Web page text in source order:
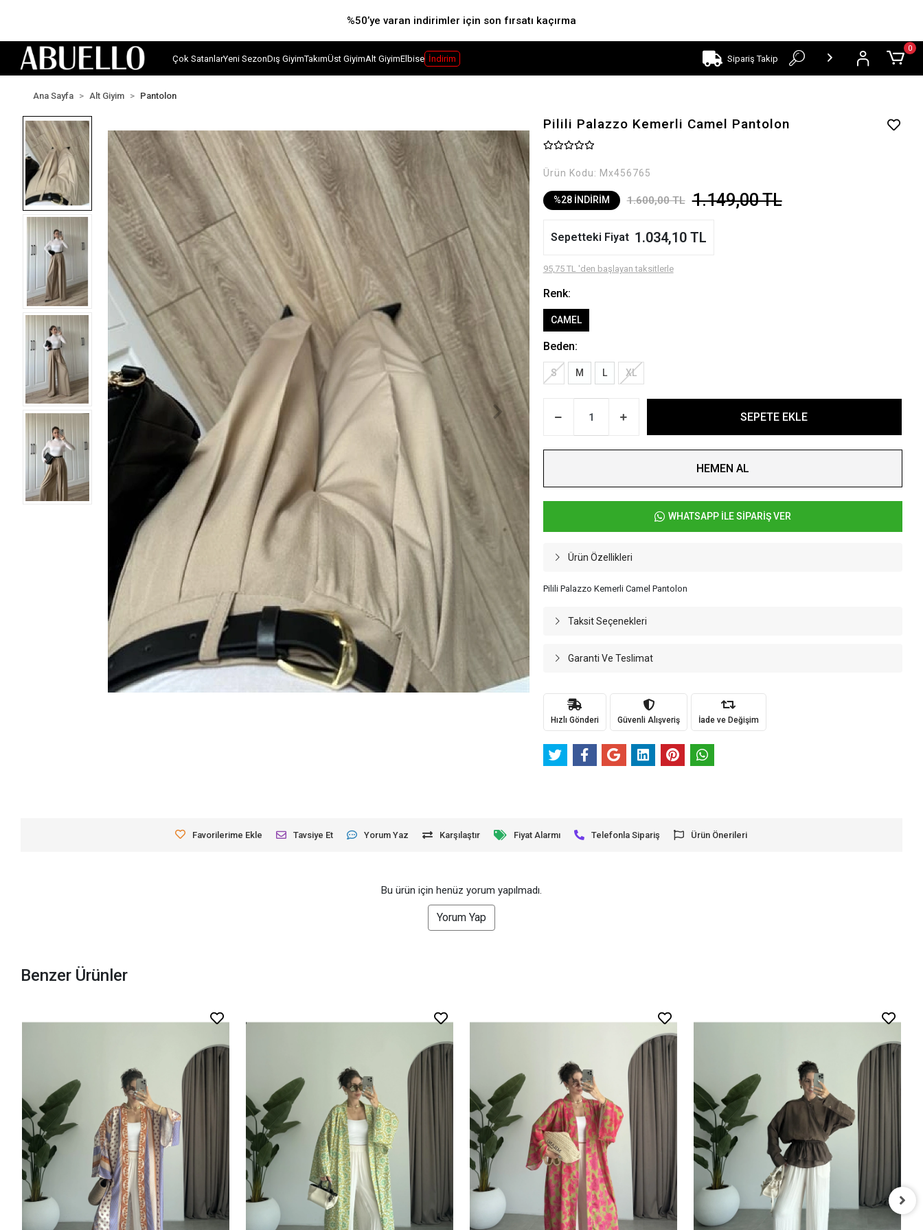
%50’ye varan indirimler için son fırsatı kaçırma
Çok SatanlarYeni SezonDış GiyimTakımÜst GiyimAlt GiyimElbise İndirim Sipariş Takip
0
Ana Sayfa Alt Giyim Pantolon
Pilili Palazzo Kemerli Camel Pantolon
Ürün Kodu: Mx456765
%28 İNDİRİM 1.600,00 TL 1.149,00 TL
Sepetteki Fiyat 1.034,10 TL
95,75 TL 'den başlayan taksitlerle
Renk:
CAMEL
Beden:
S M L XL
SEPETE EKLE
HEMEN AL
WHATSAPP İLE SİPARİŞ VER
Ürün Özellikleri
Pilili Palazzo Kemerli Camel Pantolon
Taksit Seçenekleri
Garanti Ve Teslimat
Hızlı Gönderi Güvenli Alışveriş İade ve Değişim
Favorilerime Ekle Tavsiye Et Yorum Yaz Karşılaştır Fiyat Alarmı Telefonla Sipariş Ürün Önerileri
Bu ürün için henüz yorum yapılmadı.
Yorum Yap
Benzer Ürünler